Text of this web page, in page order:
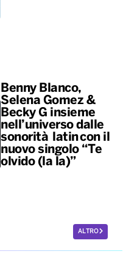
Benny Blanco,
Selena Gomez &
Becky G insieme
nell’universo dalle
sonorità latin con il
nuovo singolo “Te
olvido (la la)”
ALTRO